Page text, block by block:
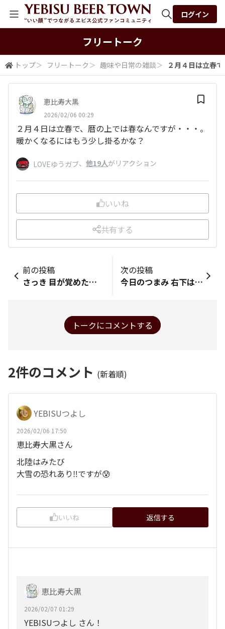
検索
ログイン
フリートーク
トップ＞ フリートーク ＞ 趣味や日常の雑談＞ ２月４日は立春
恵比寿大黒
2026/02/06 00:29
２月４日は立春で、暦の上では春なんですが・・・。
暖かくなるにはもう少し掛るかな？
LOVEゆうガブ、 他19人がリアクション
いいね
共有する
前の投稿
さっき 目が覚めたので おはようございます😂🤣 お疲れ様です🙇 皆さんはどんな1日でしたか？ 私は😭 低温ヤケドの水膨れで 泣いた😭日でした
次の投稿
今日のつまみ 右下は塩茹でした牛タンで、その上はおでん風です。真ん中下は「うにのようなビヨンドとうふ」で、その上はナポリタンスパゲティです。左下は鶏のチューリップ揚げで、その上は焼きシシャモです。 デザートはローソンの「ふんわりワッフル いちごミルク」です。
トークにコメントする
2件のコメント (新着順)
YEBISUつよし
2026/02/06 17:50
恵比寿大黒さん
北陸はみたび
大雪の恐れあり‼️ですが😰
いいね 返信する
恵比寿大黒
2026/02/07 01:29
YEBISUつよし さん！